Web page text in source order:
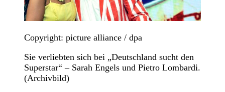
Copyright: picture alliance / dpa
Sie verliebten sich bei „Deutschland sucht den
Superstar“ – Sarah Engels und Pietro Lombardi.
(Archivbild)